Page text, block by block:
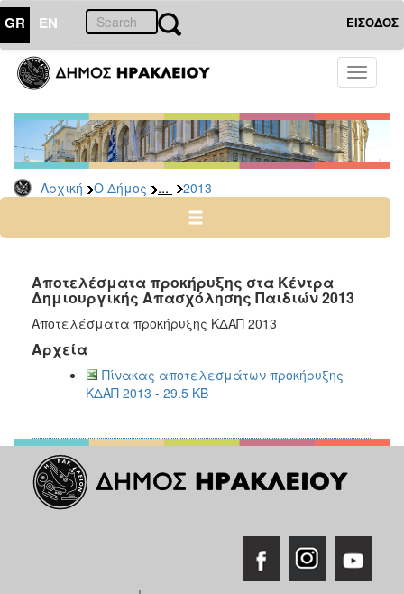
GR EN ΕΙΣΟΔΟΣ
Toggle
Αρχική Ο Δήμος ... 2013
ΔΗΜΟΣ
Προσλήψεις
Αρχείο
2026
2025
2022
2020
2019
2018
2017
2015
2013
Αποτελέσματα προκήρυξης στα Κέντρα
Δημιουργικής Απασχόλησης Παιδιών 2013
Αποτελέσματα προκήρυξης ΚΔΑΠ 2013
Αρχεία
Πίνακας αποτελεσμάτων προκήρυξης
ΚΔΑΠ 2013 - 29.5 KB